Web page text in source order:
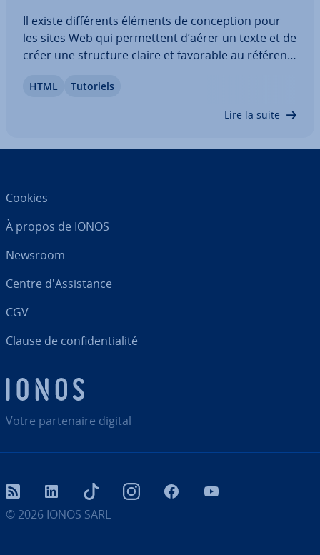
Il existe dif­fé­rents éléments de con­cep­tion pour
les sites Web qui per­met­tent d’aérer un texte et de
créer une structure claire et favorable au ré­fé­ren­
citations (ou quotes) HTML en font partie. Pour les
HTML Tutoriels
Lire la suite
Votre par­te­naire digital
Cookies
À propos de IONOS
Newsroom
Centre d'As­sis­tance
CGV
Clause de con­fi­den­tia­lité
© 2026 IONOS SARL
RSS LinkedIn tiktok InstagramFacebook